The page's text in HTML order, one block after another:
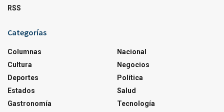
RSS
Categorías
Columnas
Cultura
Deportes
Estados
Gastronomía
Nacional
Negocios
Política
Salud
Tecnología